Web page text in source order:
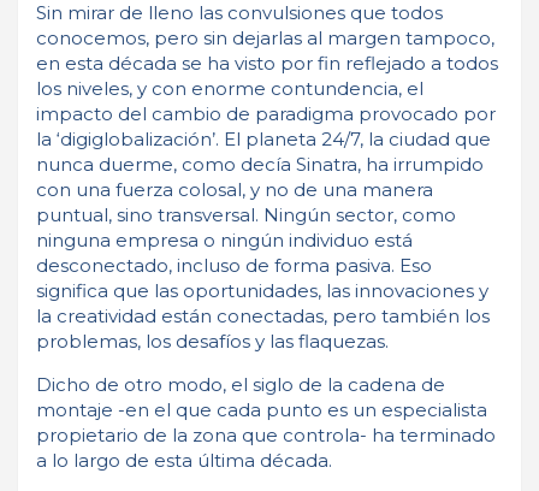
Sin mirar de lleno las convulsiones que todos
conocemos, pero sin dejarlas al margen tampoco,
en esta década se ha visto por fin reflejado a todos
los niveles, y con enorme contundencia, el
impacto del cambio de paradigma provocado por
la ‘digiglobalización’. El planeta 24/7, la ciudad que
nunca duerme, como decía Sinatra, ha irrumpido
con una fuerza colosal, y no de una manera
puntual, sino transversal. Ningún sector, como
ninguna empresa o ningún individuo está
desconectado, incluso de forma pasiva. Eso
significa que las oportunidades, las innovaciones y
la creatividad están conectadas, pero también los
problemas, los desafíos y las flaquezas.
Dicho de otro modo, el siglo de la cadena de
montaje -en el que cada punto es un especialista
propietario de la zona que controla- ha terminado
a lo largo de esta última década.